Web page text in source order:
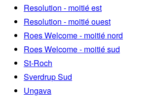
Resolution - moitié est
Resolution - moitié ouest
Roes Welcome - moitié nord
Roes Welcome - moitié sud
St-Roch
Sverdrup Sud
Ungava